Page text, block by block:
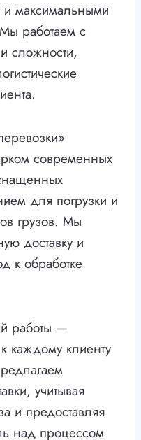
и максимальными
работаем с
сложности,
современных
для погрузки и
грузов. Мы
доставку и
к обработке
работы —
каждому клиенту
учитывая
и предоставляя
над процессом